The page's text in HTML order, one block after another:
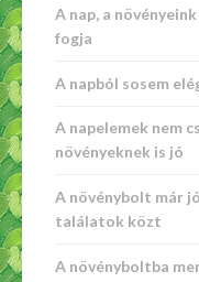
A nap, a
fogja
A napból sosem
A napelemek nem
növényeknek is jó
A növénybolt már
találatok közt
A növényboltba